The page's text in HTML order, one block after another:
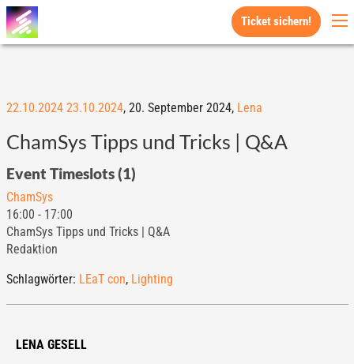
Ticket sichern!
22.10.2024 23.10.2024, 20. September 2024, Lena
ChamSys Tipps und Tricks | Q&A
Event Timeslots (1)
ChamSys
16:00 - 17:00
ChamSys Tipps und Tricks | Q&A
Redaktion
Schlagwörter: LEaT con, Lighting
LENA GESELL